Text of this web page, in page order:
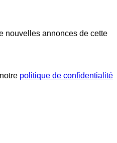
nouvelles annonces de cette
politique de confidentialité